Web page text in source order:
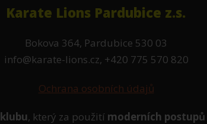
Karate Lions Pardubice z.s.
Bokova 364, Pardubice 530 03
info@karate-lions.cz, +420 775 570 820
Ochrana osobních údajů
klubu, který za použití moderních postupů